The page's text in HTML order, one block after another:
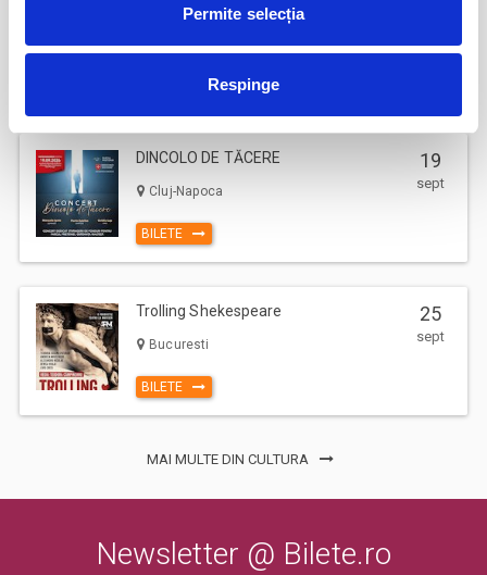
Permite selecția
Respinge
Deschiderea Stagiunii - Filarmonica Pitesti
DINCOLO DE TĂCERE
Cluj-Napoca
BILETE
19
sept
Trolling Shekespeare
Bucuresti
BILETE
25
sept
MAI MULTE DIN CULTURA
Newsletter @ Bilete.ro